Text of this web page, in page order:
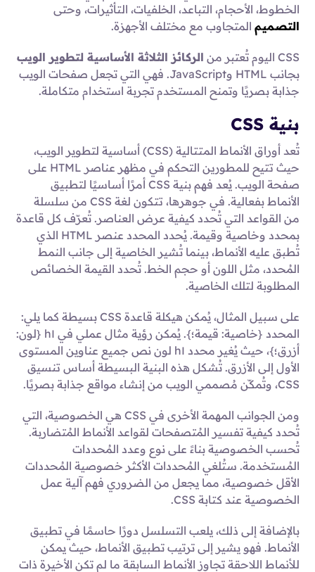
الخطوط، الأحجام، التباعد، الخلفيات، التأثيرات، وحتى
التصميم المتجاوب مع مختلف الأجهزة.
CSS اليوم تُعتبر من
الركائز الثلاثة الأساسية لتطوير الويب
بجانب HTML وJavaScript. فهي التي تجعل صفحات الويب
جذابة بصريًا وتمنح المستخدم تجربة استخدام متكاملة.
بنية CSS
تُعد أوراق الأنماط المتتالية (CSS) أساسية لتطوير الويب،
حيث تتيح للمطورين التحكم في مظهر عناصر HTML على
صفحة الويب. يُعد فهم بنية CSS أمرًا أساسيًا لتطبيق
الأنماط بفعالية. في جوهرها، تتكون لغة CSS من سلسلة
من القواعد التي تُحدد كيفية عرض العناصر. تُعرّف كل قاعدة
بمحدد وخاصية وقيمة. يُحدد المحدد عنصر HTML الذي
تُطبق عليه الأنماط، بينما تُشير الخاصية إلى جانب النمط
المُحدد، مثل اللون أو حجم الخط. تُحدد القيمة الخصائص
المطلوبة لتلك الخاصية.
على سبيل المثال، يُمكن هيكلة قاعدة CSS بسيطة كما يلي:
المحدد {خاصية: قيمة؛}. يُمكن رؤية مثال عملي في h١ {لون:
أزرق؛}، حيث يُغير محدد h١ لون نص جميع عناوين المستوى
الأول إلى الأزرق. تُشكل هذه البنية البسيطة أساس تنسيق
CSS، وتُمكّن مُصممي الويب من إنشاء مواقع جذابة بصريًا.
ومن الجوانب المهمة الأخرى في CSS هي الخصوصية، التي
تُحدد كيفية تفسير المُتصفحات لقواعد الأنماط المُتضاربة.
تُحسب الخصوصية بناءً على نوع وعدد المُحددات
المُستخدمة. ستُلغي المُحددات الأكثر خصوصية المُحددات
الأقل خصوصية، مما يجعل من الضروري فهم آلية عمل
الخصوصية عند كتابة CSS.
بالإضافة إلى ذلك، يلعب التسلسل دورًا حاسمًا في تطبيق
الأنماط. فهو يشير إلى ترتيب تطبيق الأنماط، حيث يمكن
للأنماط اللاحقة تجاوز الأنماط السابقة ما لم تكن الأخيرة ذات